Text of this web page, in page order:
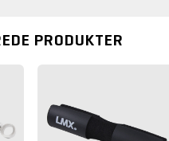
PRODUKTER